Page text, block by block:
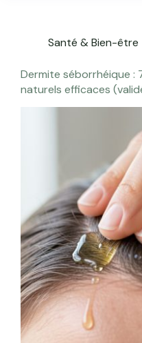
Santé & Bien-être
Dermite séborrhéique :
naturels efficaces